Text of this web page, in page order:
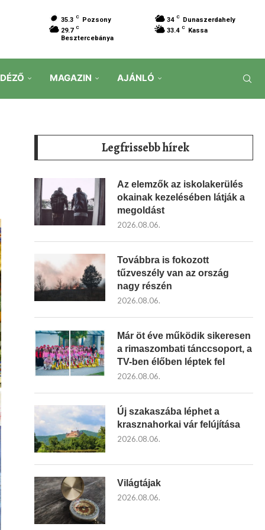
35.3 C Pozsony 34 C
Dunaszerdahely
29.7 C
Besztercebánya
33.4 C Kassa
MAGAZIN AJÁNLÓ
Legfrissebb hírek
Az elemzők az iskolakerülés
okainak kezelésében látják a
megoldást
2026.08.06.
Továbbra is fokozott
tűzveszély van az ország
nagy részén
2026.08.06.
Már öt éve működik sikeresen
a rimaszombati tánccsoport, a
TV-ben élőben léptek fel
2026.08.06.
Új szakaszába léphet a
krasznahorkai vár felújítása
2026.08.06.
Világtájak
2026.08.06.